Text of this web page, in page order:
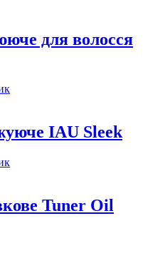
для волосся
IAU Sleek
Tuner Oil